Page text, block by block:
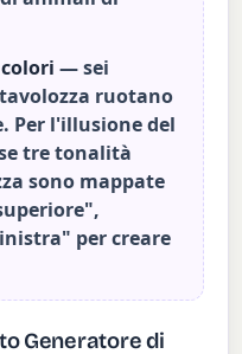
— sei
ruotano
Per l'illusione del
tre tonalità
sono mappate
per creare
Generatore di